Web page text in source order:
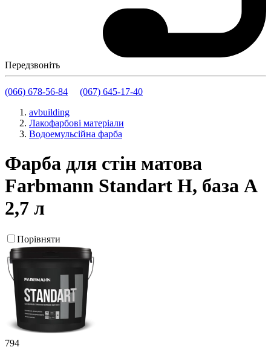
Передзвоніть
(066) 678-56-84
(067) 645-17-40
avbuilding
Лакофарбові матеріали
Водоемульсійна фарба
Фарба для стін матова
Farbmann Standart H, база А
2,7 л
Порівняти
794